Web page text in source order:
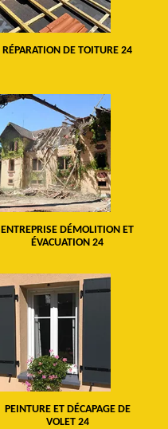
RÉPARATION DE TOITURE 24
ENTREPRISE DÉMOLITION ET
ÉVACUATION 24
PEINTURE ET DÉCAPAGE DE
VOLET 24